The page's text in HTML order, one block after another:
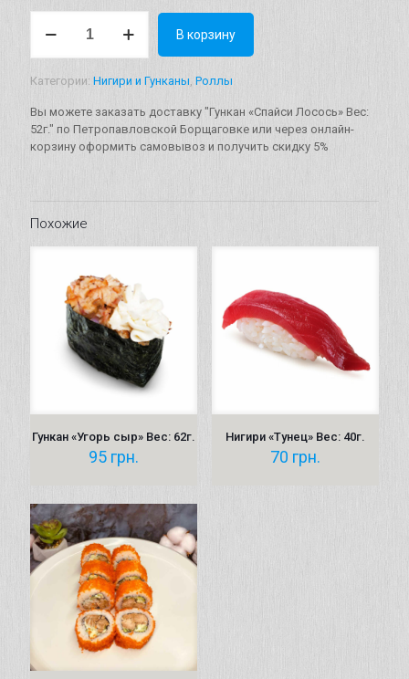
товара
Лосось"
Вес:
52г.
В корзину
Категории: Нигири и Гунканы, Роллы
Вы можете заказать доставку "Гункан «Спайси Лосось» Вес:
52г." по Петропавловской Борщаговке или через онлайн-
корзину оформить самовывоз и получить скидку 5%
Похожие
Гункан «Угорь сыр» Вес: 62г.
95 грн.
Нигири «Тунец» Вес: 40г.
70 грн.